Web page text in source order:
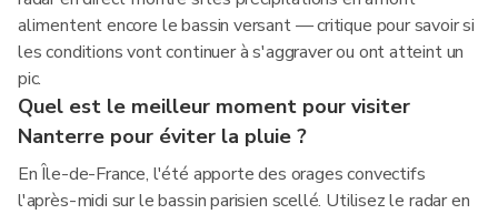
alimentent encore le bassin versant — critique pour savoir si
les conditions vont continuer à s'aggraver ou ont atteint un
pic.
Quel est le meilleur moment pour visiter
Nanterre pour éviter la pluie ?
En Île-de-France, l'été apporte des orages convectifs
l'après-midi sur le bassin parisien scellé. Utilisez le radar en